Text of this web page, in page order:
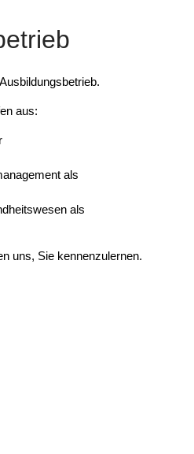
aus:
als
als
uns, Sie kennenzulernen.